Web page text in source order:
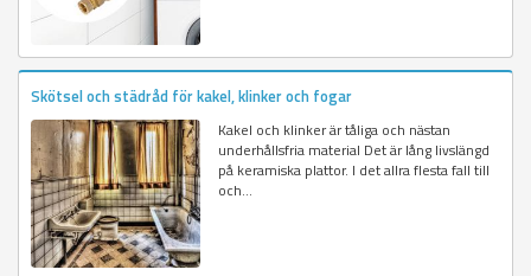
Skötsel och städråd för kakel, klinker och fogar
Kakel och klinker är tåliga och nästan
underhållsfria material Det är lång livslängd
på keramiska plattor. I det allra flesta fall till
och...